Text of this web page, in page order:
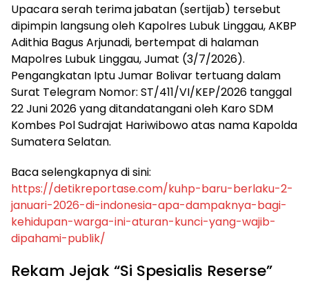
​Upacara serah terima jabatan (sertijab) tersebut
dipimpin langsung oleh Kapolres Lubuk Linggau, AKBP
Adithia Bagus Arjunadi, bertempat di halaman
Mapolres Lubuk Linggau, Jumat (3/7/2026).
Pengangkatan Iptu Jumar Bolivar tertuang dalam
Surat Telegram Nomor: ST/411/VI/KEP/2026 tanggal
22 Juni 2026 yang ditandatangani oleh Karo SDM
Kombes Pol Sudrajat Hariwibowo atas nama Kapolda
Sumatera Selatan.
​Baca selengkapnya di sini:
https://detikreportase.com/kuhp-baru-berlaku-2-
januari-2026-di-indonesia-apa-dampaknya-bagi-
kehidupan-warga-ini-aturan-kunci-yang-wajib-
dipahami-publik/
​Rekam Jejak “Si Spesialis Reserse”